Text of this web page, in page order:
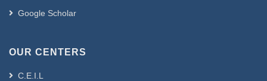
Google Scholar
OUR CENTERS
C.E.I.L